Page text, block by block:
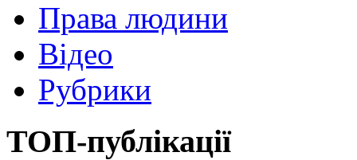
Права людини
Відео
Рубрики
ТОП-публікації